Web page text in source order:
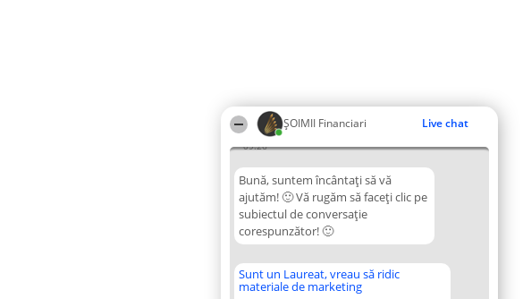
ȘOIMII Financiari Live chat
09:26
Bună, suntem încântați să vă
ajutăm! 🙂 Vă rugăm să faceți clic pe
subiectul de conversație
corespunzător! 🙂
Sunt un Laureat, vreau să ridic
materiale de marketing